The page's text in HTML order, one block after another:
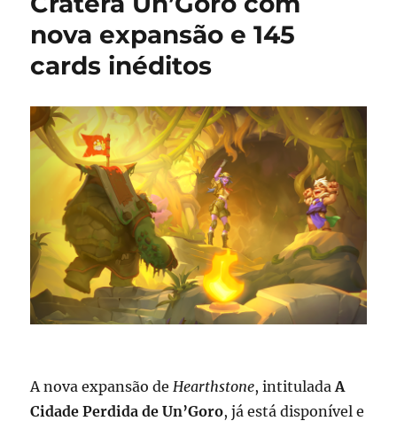
nova expansão e 145
cards inéditos
A nova expansão de Hearthstone, intituladaA
Cidade Perdida de Un’Goro, já está disponível e